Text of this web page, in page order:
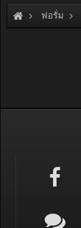
ฟอรั่ม